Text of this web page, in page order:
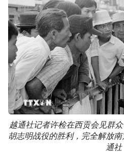
越通社记者许检在西贡会见群
胡志明战役的胜利，完全解放
通社